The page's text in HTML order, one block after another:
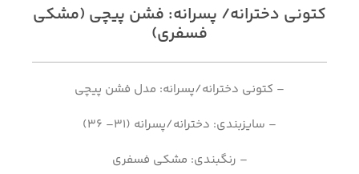
کتونی دخترانه/ پسرانه: فشن پیچی (مشکی
فسفری)
– کتونی دخترانه/پسرانه: مدل فشن پیچی
– سایزبندی: دخترانه/پسرانه (31– 36)
– رنگبندی: مشکی فسفری